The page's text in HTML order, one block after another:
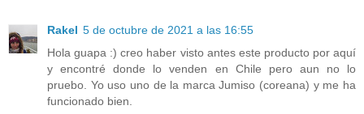
Rakel 5 de octubre de 2021 a las 16:55
Hola guapa :) creo haber visto antes este producto por aquí
y encontré donde lo venden en Chile pero aun no lo
pruebo. Yo uso uno de la marca Jumiso (coreana) y me ha
funcionado bien.